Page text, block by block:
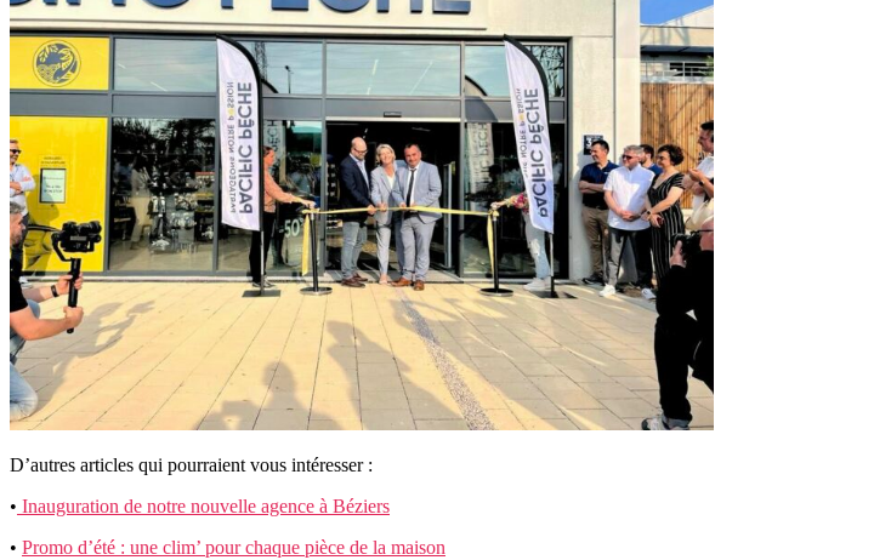
D’autres articles qui pourraient vous intéresser :
• Inauguration de notre nouvelle agence à Béziers
• Promo d’été : une clim’ pour chaque pièce de la maison